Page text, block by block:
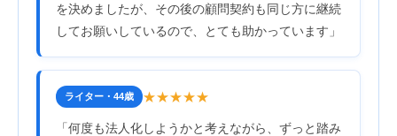
を決めましたが、その後の顧問契約も同じ方に継続
してお願いしているので、とても助かっています」
ライター・44歳 ★★★★★
「何度も法人化しようかと考えながら、ずっと踏み